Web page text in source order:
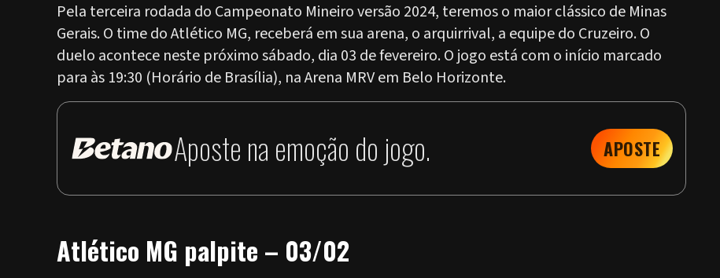
Pela terceira rodada do Campeonato Mineiro versão 2024, teremos o maior clássico de Minas
Gerais. O time do Atlético MG, receberá em sua arena, o arquirrival, a equipe do Cruzeiro. O
duelo acontece neste próximo sábado, dia 03 de fevereiro. O jogo está com o início marcado
para às 19:30 (Horário de Brasília), na Arena MRV em Belo Horizonte.
Aposte na emoção do jogo. APOSTE
Atlético MG palpite – 03/02